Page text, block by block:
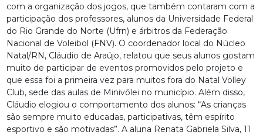
com a organização dos jogos, que também contaram com a
participação dos professores, alunos da Universidade Federal
do Rio Grande do Norte (Ufrn) e árbitros da Federação
Nacional de Voleibol (FNV). O coordenador local do Núcleo
Natal/RN, Cláudio de Araújo, relatou que seus alunos gostam
muito de participar de eventos promovidos pelo projeto e
que essa foi a primeira vez para muitos fora do Natal Volley
Club, sede das aulas de Minivôlei no município. Além disso,
Cláudio elogiou o comportamento dos alunos: “As crianças
são sempre muito educadas, participativas, têm espírito
esportivo e são motivadas”. A aluna Renata Gabriela Silva, 11